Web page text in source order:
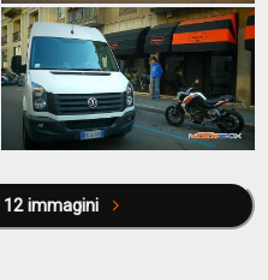
Tutta la gallery - 12 immagini